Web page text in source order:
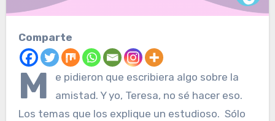
Comparte
M
e pidieron que escribiera algo sobre la
amistad. Y yo, Teresa, no sé hacer eso.
Los temas que los explique un estudioso. Sólo